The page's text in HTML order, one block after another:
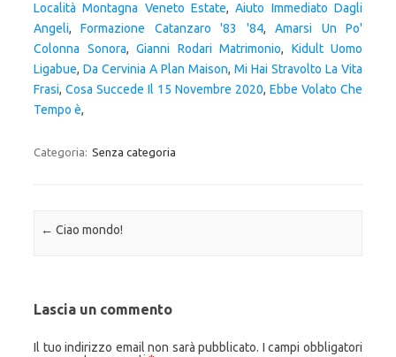
Località Montagna Veneto Estate,Aiuto Immediato Dagli
Angeli,Formazione Catanzaro '83 '84,Amarsi Un Po'
Colonna Sonora, Gianni Rodari Matrimonio, Kidult Uomo
Ligabue, Da Cervinia A Plan Maison, Mi Hai Stravolto La Vita
Frasi, Cosa Succede Il 15 Novembre 2020, Ebbe Volato Che
Tempo è,
Categoria: Senza categoria
Navigazione articolo
← Ciao mondo!
Lascia un commento
Il tuo indirizzo email non sarà pubblicato. I campi obbligatori